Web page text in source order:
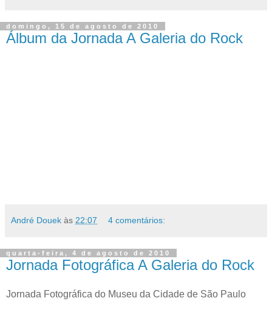
domingo, 15 de agosto de 2010
Álbum da Jornada A Galeria do Rock
André Douek às 22:07 4 comentários:
quarta-feira, 4 de agosto de 2010
Jornada Fotográfica A Galeria do Rock
Jornada Fotográfica do Museu da Cidade de São Paulo